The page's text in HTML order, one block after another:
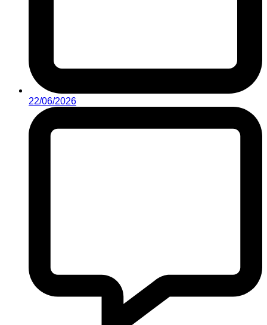
22/06/2026